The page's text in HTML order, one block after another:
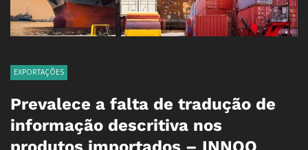
EXPORTAÇÕES
Prevalece a falta de tradução de
informação descritiva nos